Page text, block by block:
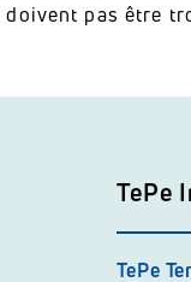
pas être
TePe
TePe